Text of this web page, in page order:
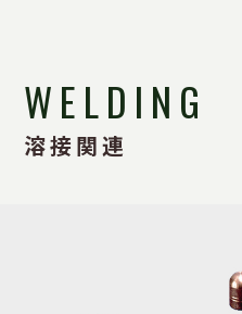
WELDING
溶接関連